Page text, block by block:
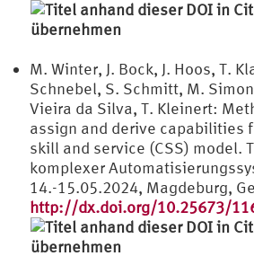
M. Winter, J. Bock, J. Hoos, T.
Schnebel, S. Schmitt, M.
Vieira da Silva, T. Kleinert:
assign and derive capabilities
skill and service (CSS) model.
komplexer
14.-15.05.2024, Magdeburg,
http://dx.doi.org/10.25673/